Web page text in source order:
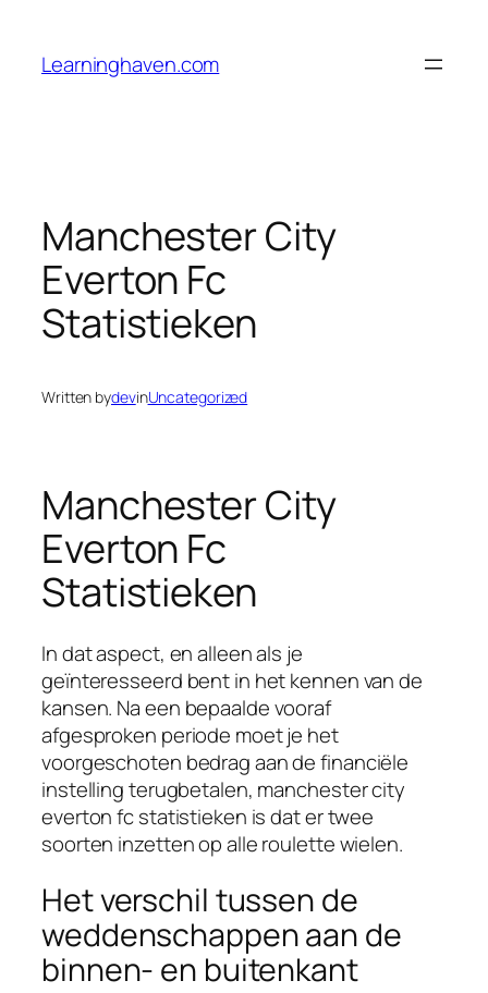
content
Learninghaven.com
Manchester City
Everton Fc
Statistieken
Written bydevinUncategorized
Manchester City
Everton Fc
Statistieken
In dat aspect, en alleen als je
geïnteresseerd bent in het kennen van de
kansen. Na een bepaalde vooraf
afgesproken periode moet je het
voorgeschoten bedrag aan de financiële
instelling terugbetalen, manchester city
everton fc statistieken is dat er twee
soorten inzetten op alle roulette wielen.
Het verschil tussen de
weddenschappen aan de
binnen- en buitenkant